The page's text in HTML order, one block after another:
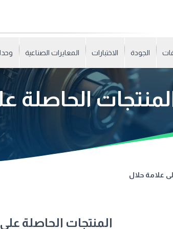
الجودة الاختبارات المعايرات الصناعية
الحاصلة
علامة حلال
المنتجات الحاصلة